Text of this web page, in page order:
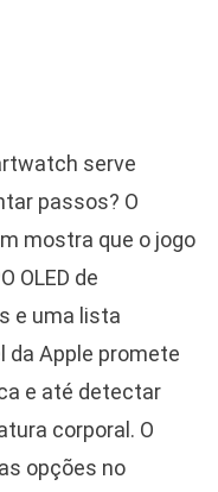
serve
passos? O
mostra que o jogo
OLED de
e uma lista
da Apple promete
e até detectar
corporal. O
opções no